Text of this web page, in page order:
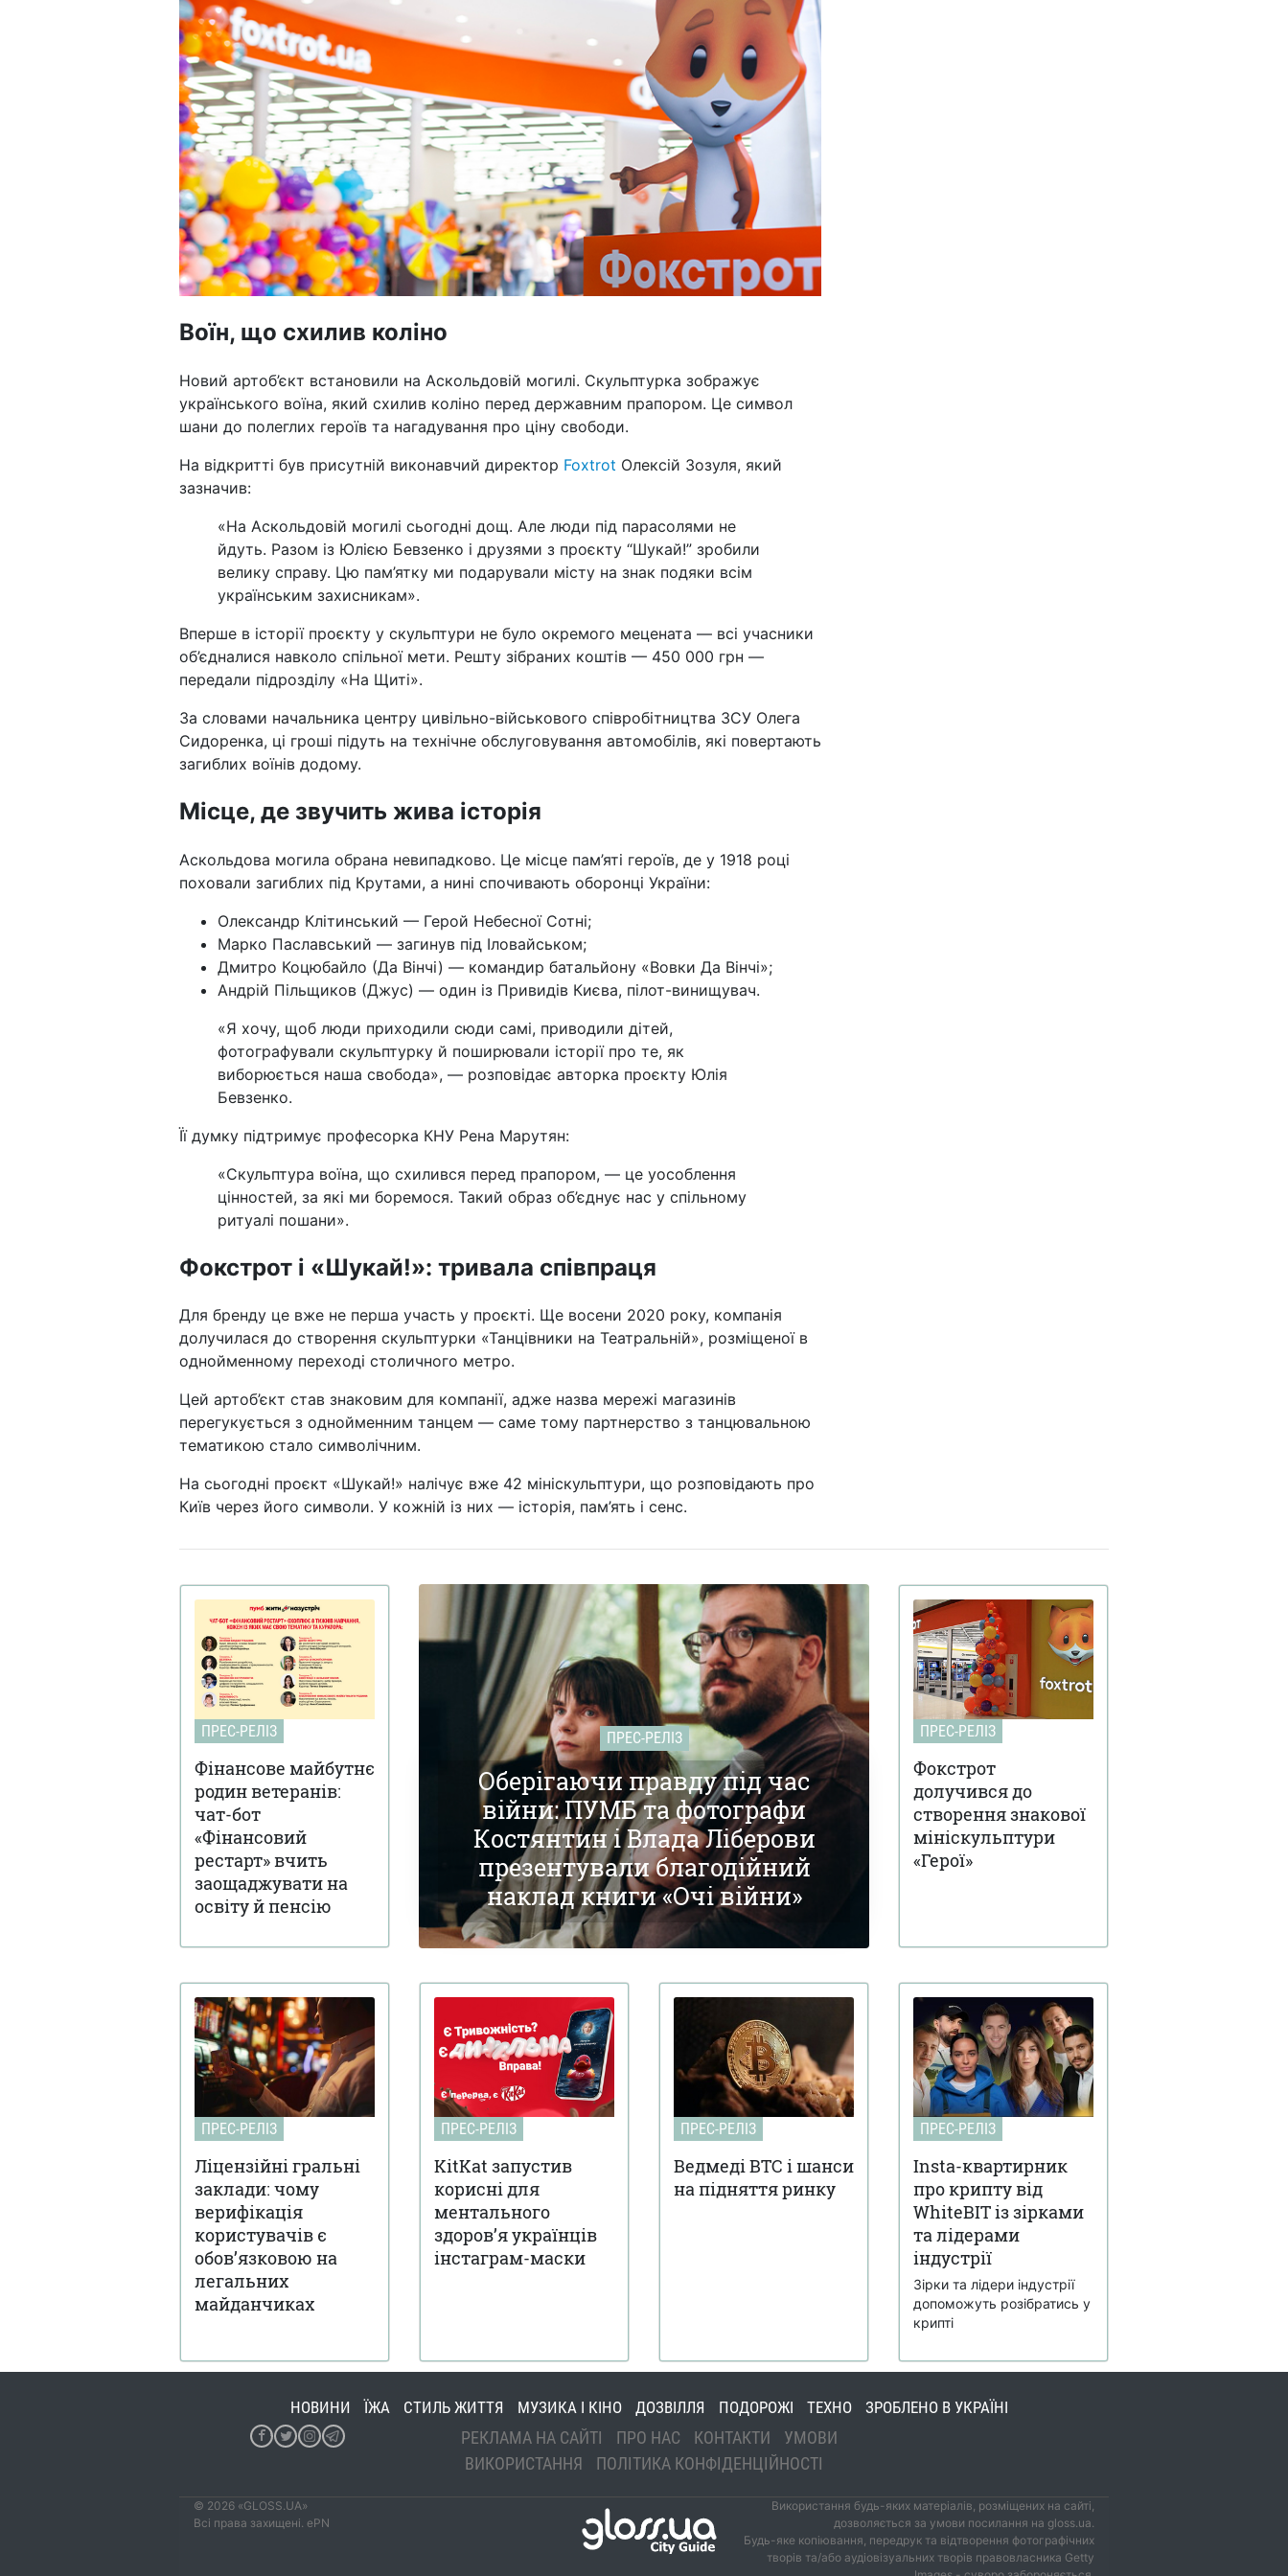
Воїн, що схилив коліно
Новий артоб’єкт встановили на Аскольдовій могилі. Скульптурка зображує
українського воїна, який схилив коліно перед державним прапором. Це символ
шани до полеглих героїв та нагадування про ціну свободи.
На відкритті був присутній виконавчий директор Foxtrot Олексій Зозуля, який
зазначив:
«На Аскольдовій могилі сьогодні дощ. Але люди під парасолями не
йдуть. Разом із Юлією Бевзенко і друзями з проєкту “Шукай!” зробили
велику справу. Цю пам’ятку ми подарували місту на знак подяки всім
українським захисникам».
Вперше в історії проєкту у скульптури не було окремого мецената — всі учасники
об’єдналися навколо спільної мети. Решту зібраних коштів — 450 000 грн —
передали підрозділу «На Щиті».
За словами начальника центру цивільно-військового співробітництва ЗСУ Олега
Сидоренка, ці гроші підуть на технічне обслуговування автомобілів, які повертають
загиблих воїнів додому.
Місце, де звучить жива історія
Аскольдова могила обрана невипадково. Це місце пам’яті героїв, де у 1918 році
поховали загиблих під Крутами, а нині спочивають оборонці України:
Олександр Клітинський — Герой Небесної Сотні;
Марко Паславський — загинув під Іловайськом;
Дмитро Коцюбайло (Да Вінчі) — командир батальйону «Вовки Да Вінчі»;
Андрій Пільщиков (Джус) — один із Привидів Києва, пілот-винищувач.
«Я хочу, щоб люди приходили сюди самі, приводили дітей,
фотографували скульптурку й поширювали історії про те, як
виборюється наша свобода», — розповідає авторка проєкту Юлія
Бевзенко.
Її думку підтримує професорка КНУ Рена Марутян:
«Скульптура воїна, що схилився перед прапором, — це уособлення
цінностей, за які ми боремося. Такий образ об’єднує нас у спільному
ритуалі пошани».
Фокстрот і «Шукай!»: тривала співпраця
Для бренду це вже не перша участь у проєкті. Ще восени 2020 року, компанія
долучилася до створення скульптурки «Танцівники на Театральній», розміщеної в
однойменному переході столичного метро.
Цей артоб’єкт став знаковим для компанії, адже назва мережі магазинів
перегукується з однойменним танцем — саме тому партнерство з танцювальною
тематикою стало символічним.
На сьогодні проєкт «Шукай!» налічує вже 42 мініскульптури, що розповідають про
Київ через його символи. У кожній із них — історія, пам’ять і сенс.
ПРЕС-РЕЛІЗ
Фінансове майбутнє
родин ветеранів:
чат-бот
«Фінансовий
рестарт» вчить
заощаджувати на
освіту й пенсію
ПРЕС-РЕЛІЗ
Оберігаючи правду під час
війни: ПУМБ та фотографи
Костянтин і Влада Ліберови
презентували благодійний
наклад книги «Очі війни»
ПРЕС-РЕЛІЗ
Фокстрот
долучився до
створення знакової
мініскульптури
«Герої»
ПРЕС-РЕЛІЗ
Ліцензійні гральні
заклади: чому
верифікація
користувачів є
обов’язковою на
легальних
майданчиках
ПРЕС-РЕЛІЗ
KitKat запустив
корисні для
ментального
здоров’я українців
інстаграм-маски
ПРЕС-РЕЛІЗ
Ведмеді BTC і шанси
на підняття ринку
ПРЕС-РЕЛІЗ
Insta-квартирник
про крипту від
WhiteBIT із зірками
та лідерами
індустрії
Зірки та лідери індустрії
допоможуть розібратись у
крипті
НОВИНИ ЇЖА СТИЛЬ ЖИТТЯ МУЗИКА І КІНО ДОЗВІЛЛЯ ПОДОРОЖІ ТЕХНО ЗРОБЛЕНО В УКРАЇНІ
РЕКЛАМА НА САЙТІ ПРО НАС КОНТАКТИ
УМОВИ
ВИКОРИСТАННЯ
ПОЛІТИКА КОНФІДЕНЦІЙНОСТІ
© 2026 «GLOSS.UA»
Всі права захищені. ePN
Використання будь-яких матеріалів, розміщених на сайті,
дозволяється за умови посилання на gloss.ua.
Будь-яке копіювання, передрук та відтворення фотографічних
творів та/або аудіовізуальних творів правовласника Getty